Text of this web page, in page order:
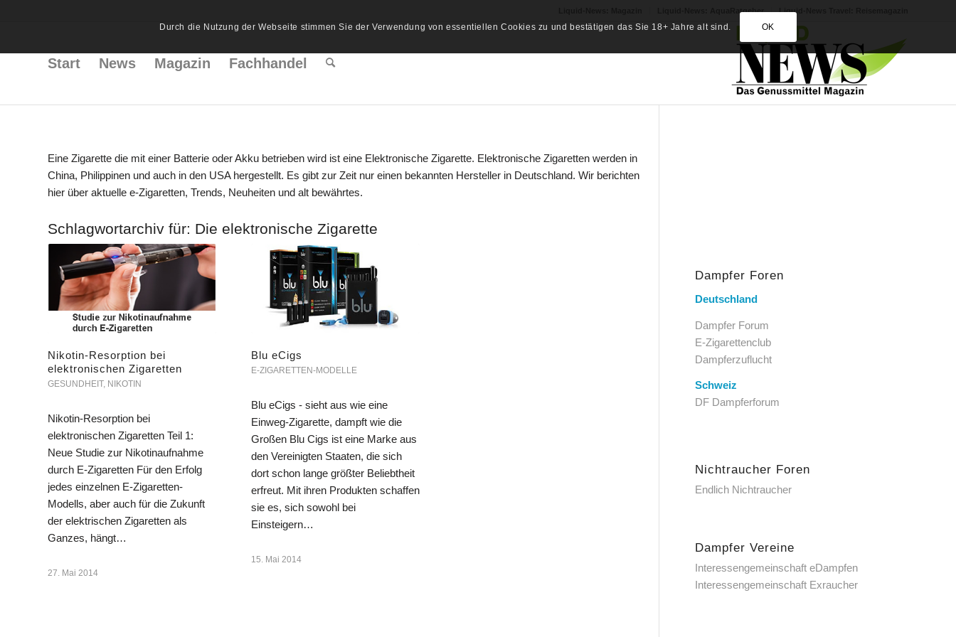
Liquid-News: AquaRatgeber Liquid-News Travel: Reisemagazin
Start News Magazin Fachhandel
Eine Zigarette die mit einer Batterie oder Akku betrieben wird ist eine Elektronische Zigarette. Elektronische Zigaretten werden in
China, Philippinen und auch in den USA hergestellt. Es gibt zur Zeit nur einen bekannten Hersteller in Deutschland. Wir berichten
hier über aktuelle e-Zigaretten, Trends, Neuheiten und alt bewährtes.
Schlagwortarchiv für: Die elektronische Zigarette
Nikotin-Resorption bei
elektronischen Zigaretten
GESUNDHEIT, NIKOTIN
Nikotin-Resorption bei
elektronischen Zigaretten Teil 1:
Neue Studie zur Nikotinaufnahme
durch E-Zigaretten Für den Erfolg
jedes einzelnen E-Zigaretten-
Modells, aber auch für die Zukunft
der elektrischen Zigaretten als
Ganzes, hängt…
27. Mai 2014
Blu eCigs
E-ZIGARETTEN-MODELLE
Blu eCigs - sieht aus wie eine
Einweg-Zigarette, dampft wie die
Großen Blu Cigs ist eine Marke aus
den Vereinigten Staaten, die sich
dort schon lange größter Beliebtheit
erfreut. Mit ihren Produkten schaffen
sie es, sich sowohl bei
Einsteigern…
15. Mai 2014
Dampfer Foren
Deutschland
Dampfer Forum
E-Zigarettenclub
Dampferzuflucht
Schweiz
DF Dampferforum
Nichtraucher Foren
Endlich Nichtraucher
Dampfer Vereine
Interessengemeinschaft eDampfen
Interessengemeinschaft Exraucher
Durch die Nutzung der Webseite stimmen Sie der Verwendung von essentiellen Cookies zu und bestätigen das Sie 18+ Jahre alt sind. OK